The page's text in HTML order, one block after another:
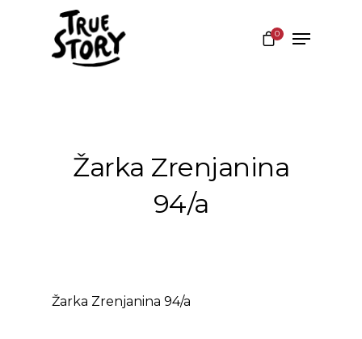
0
Žarka Zrenjanina
94/a
Žarka Zrenjanina 94/a